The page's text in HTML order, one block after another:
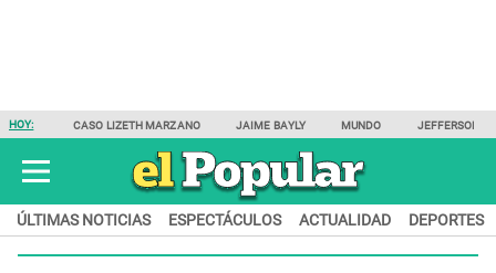
HOY: CASO LIZETH MARZANO JAIME BAYLY MUNDO JEFFERSON
ÚLTIMAS NOTICIAS ESPECTÁCULOS ACTUALIDAD DEPORTES